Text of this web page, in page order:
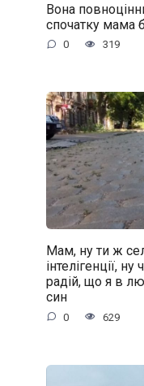
Вона
спочатку мама
0 319
Мам, ну ти ж
інтелігенції,
радій, що я в
син
0 629